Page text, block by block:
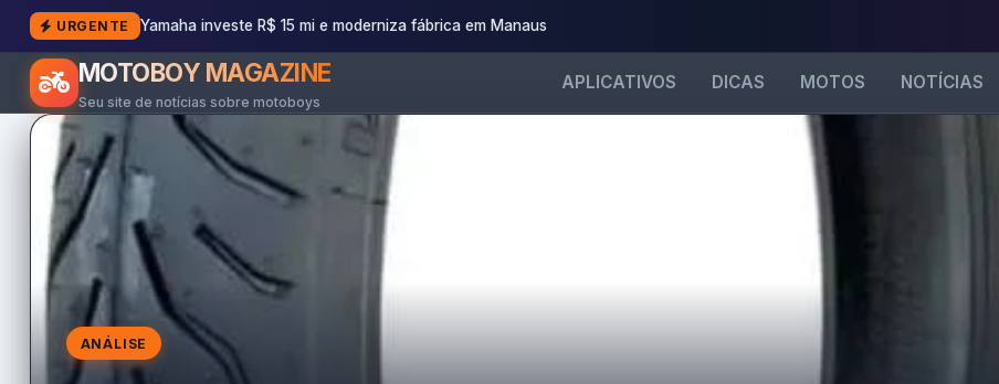
URGENTE Yamaha investe R$ 15 mi e moderniza fábrica em Manaus
MOTOBOY MAGAZINE
Seu site de notícias sobre motoboys
APLICATIVOS DICAS MOTOS NOTÍCIAS
ANÁLISE